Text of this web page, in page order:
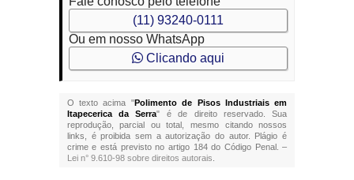
(11) 93240-0111
Ou em nosso WhatsApp
Clicando aqui
O texto acima "Polimento de Pisos Industriais em
Itapecerica da Serra" é de direito reservado. Sua
reprodução, parcial ou total, mesmo citando nossos
links, é proibida sem a autorização do autor. Plágio é
crime e está previsto no artigo 184 do Código Penal. –
Lei n° 9.610-98 sobre direitos autorais